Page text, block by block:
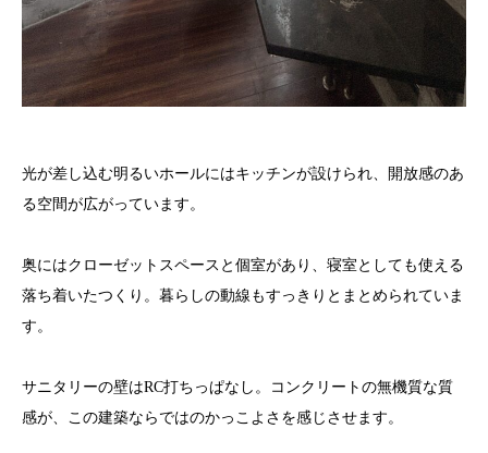
光が差し込む明るいホールにはキッチンが設けられ、開放感のあ
る空間が広がっています。
奥にはクローゼットスペースと個室があり、寝室としても使える
落ち着いたつくり。暮らしの動線もすっきりとまとめられていま
す。
サニタリーの壁はRC打ちっぱなし。コンクリートの無機質な質
感が、この建築ならではのかっこよさを感じさせます。